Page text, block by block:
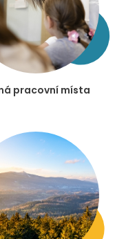
pracovní místa